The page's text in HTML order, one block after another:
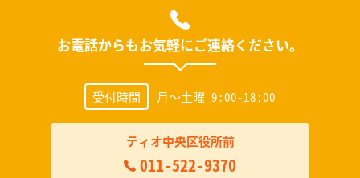
お電話からもお気軽にご連絡ください。
受付時間 月～土曜 9:00-18:00
ティオ中央区役所前
011-522-9370